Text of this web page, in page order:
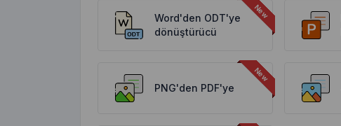
Word'den ODT'ye
dönüştürücü
PNG'den PDF'ye